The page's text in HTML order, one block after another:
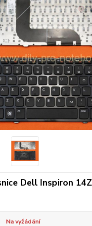
Dell Inspiron
Na vyžádání